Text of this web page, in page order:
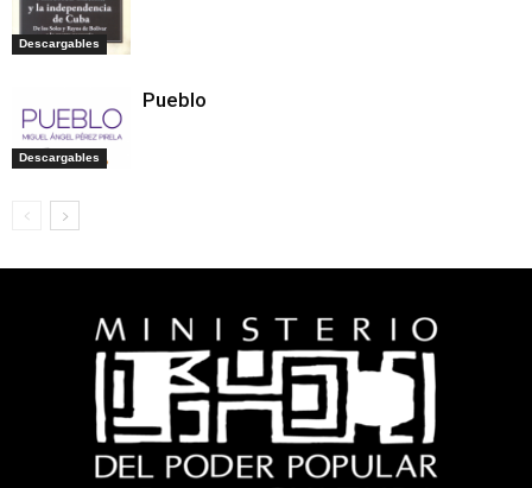
Descargables
Descargables
Pueblo